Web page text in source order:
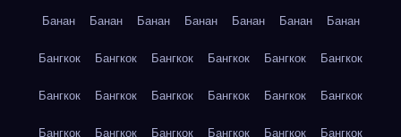
Банан Банан Банан Банан Банан Банан Банан
Бангкок Бангкок Бангкок Бангкок Бангкок Бангкок
Бангкок Бангкок Бангкок Бангкок Бангкок Бангкок
Бангкок Бангкок Бангкок Бангкок Бангкок Бангкок